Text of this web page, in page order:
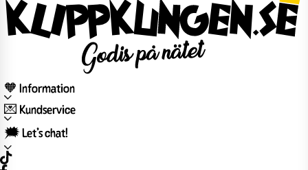
🧡 Information
💌 Kundservice
🗯️ Let’s chat!